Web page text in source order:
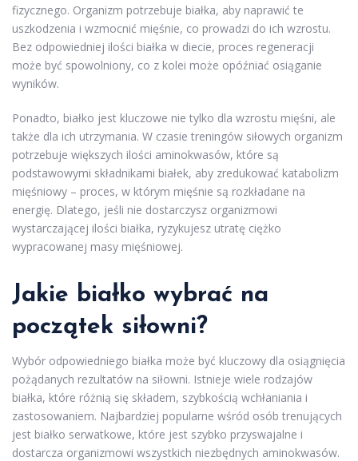
fizycznego. Organizm potrzebuje białka, aby naprawić te
uszkodzenia i wzmocnić mięśnie, co prowadzi do ich wzrostu.
Bez odpowiedniej ilości białka w diecie, proces regeneracji
może być spowolniony, co z kolei może opóźniać osiąganie
wyników.
Ponadto, białko jest kluczowe nie tylko dla wzrostu mięśni, ale
także dla ich utrzymania. W czasie treningów siłowych organizm
potrzebuje większych ilości aminokwasów, które są
podstawowymi składnikami białek, aby zredukować katabolizm
mięśniowy – proces, w którym mięśnie są rozkładane na
energię. Dlatego, jeśli nie dostarczysz organizmowi
wystarczającej ilości białka, ryzykujesz utratę ciężko
wypracowanej masy mięśniowej.
Jakie białko wybrać na
początek siłowni?
Wybór odpowiedniego białka może być kluczowy dla osiągnięcia
pożądanych rezultatów na siłowni. Istnieje wiele rodzajów
białka, które różnią się składem, szybkością wchłaniania i
zastosowaniem. Najbardziej popularne wśród osób trenujących
jest białko serwatkowe, które jest szybko przyswajalne i
dostarcza organizmowi wszystkich niezbędnych aminokwasów.